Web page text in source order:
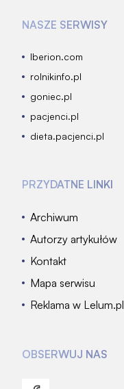
NASZE SERWISY
Iberion.com
rolnikinfo.pl
goniec.pl
pacjenci.pl
dieta.pacjenci.pl
PRZYDATNE LINKI
Archiwum
Autorzy artykułów
Kontakt
Mapa serwisu
Reklama w Lelum.pl
OBSERWUJ NAS